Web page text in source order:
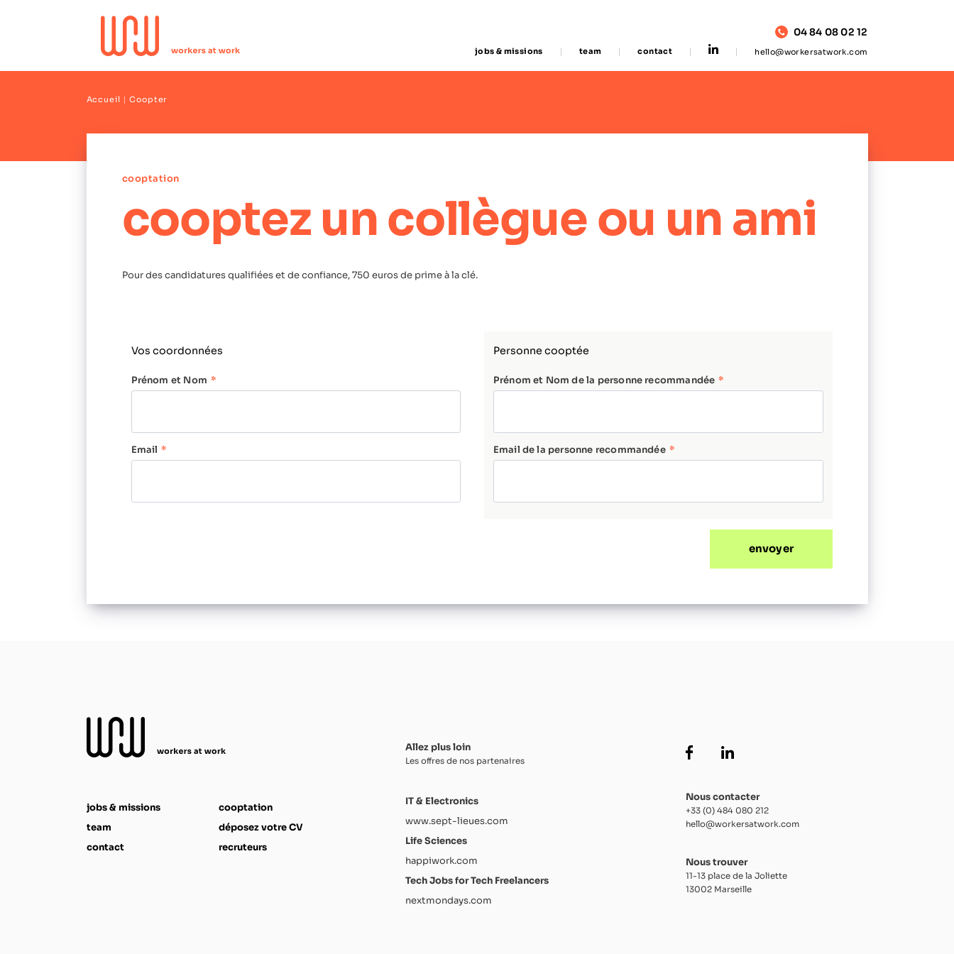
jobs & missions team contact
04 84 08 02 12
hello@workersatwork.com
Accueil Coopter
cooptation
cooptez un collègue ou un ami
Pour des candidatures qualifiées et de confiance, 750 euros de prime à la clé.
Vos coordonnées
Prénom et Nom
Email
Personne cooptée
Prénom et Nom de la personne recommandée
Email de la personne recommandée
envoyer
jobs & missions
team
contact
cooptation
déposez votre CV
recruteurs
Allez plus loin
Les offres de nos partenaires
IT & Electronics
www.sept-lieues.com
Life Sciences
happiwork.com
Tech Jobs for Tech Freelancers
nextmondays.com
Nous contacter
+33 (0) 484 080 212
hello@workersatwork.com
Nous trouver
11-13 place de la Joliette
13002 Marseille